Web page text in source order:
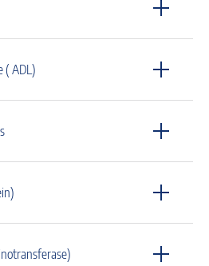
( ADL)